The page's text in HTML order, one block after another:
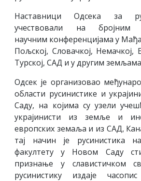
Наставници Одсека за
учествовали на бројним
научним конференцијама у
Пољској, Словачкој, Немачкој,
Турској, САД и у другим
Одсек је организовао
области русинистике и
Саду, на којима су узели
украјинисти из земље и
европских земаља и из САД,
тај начин је русинистика
факултету у Новом Саду
признање у славистичком
русинистику издаје